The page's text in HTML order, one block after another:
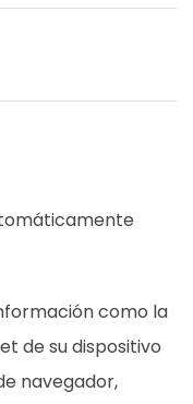
como la
de su dispositivo
navegador,